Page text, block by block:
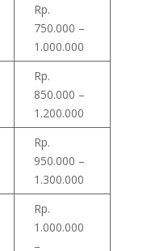
Rp.
750.000 –
1.000.000
Rp.
850.000 –
1.200.000
Rp.
950.000 –
1.300.000
Rp.
1.000.000
–